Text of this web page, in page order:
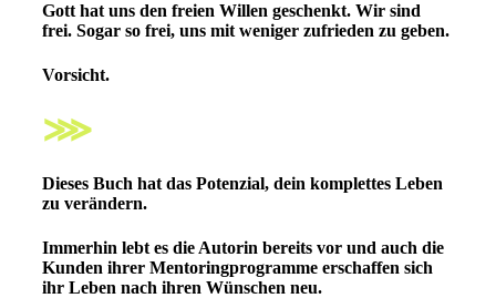
Gott hat uns den freien Willen geschenkt. Wir sind
frei. Sogar so frei, uns mit weniger zufrieden zu geben.
Vorsicht.
⋙
Dieses Buch hat das Potenzial, dein komplettes Leben
zu verändern.
Immerhin lebt es die Autorin bereits vor und auch die
Kunden ihrer Mentoringprogramme erschaffen sich
ihr Leben nach ihren Wünschen neu.